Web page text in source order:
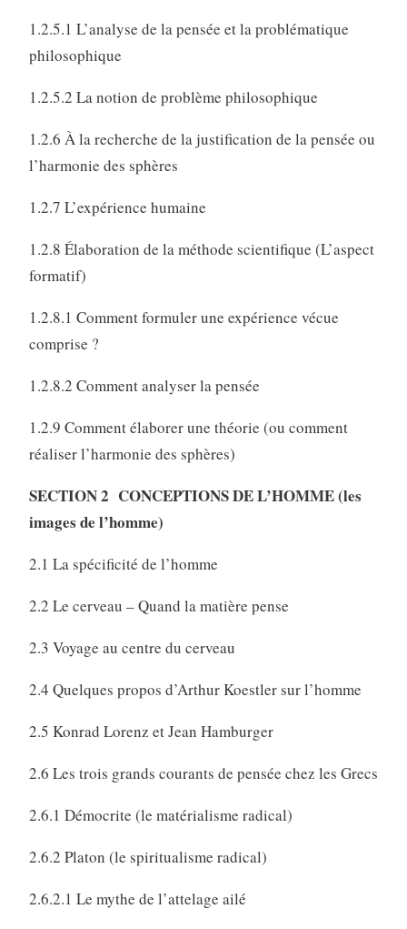
1.2.5.1 L’analyse de la pensée et la problématique
philosophique
1.2.5.2 La notion de problème philosophique
1.2.6 À la recherche de la justification de la pensée ou
l’harmonie des sphères
1.2.7 L’expérience humaine
1.2.8 Élaboration de la méthode scientifique (L’aspect
formatif)
1.2.8.1 Comment formuler une expérience vécue
comprise ?
1.2.8.2 Comment analyser la pensée
1.2.9 Comment élaborer une théorie (ou comment
réaliser l’harmonie des sphères)
SECTION 2 CONCEPTIONS DE L’HOMME (les
images de l’homme)
2.1 La spécificité de l’homme
2.2 Le cerveau – Quand la matière pense
2.3 Voyage au centre du cerveau
2.4 Quelques propos d’Arthur Koestler sur l’homme
2.5 Konrad Lorenz et Jean Hamburger
2.6 Les trois grands courants de pensée chez les Grecs
2.6.1 Démocrite (le matérialisme radical)
2.6.2 Platon (le spiritualisme radical)
2.6.2.1 Le mythe de l’attelage ailé